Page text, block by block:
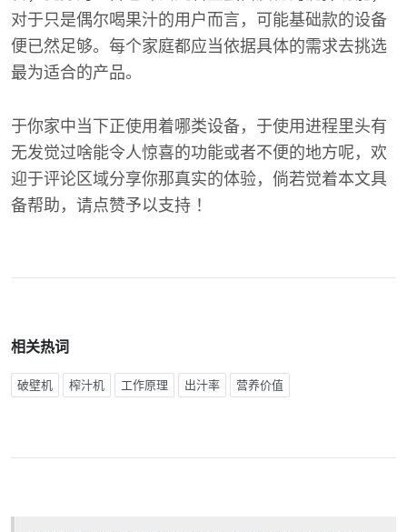
对于只是偶尔喝果汁的用户而言，可能基础款的设备
便已然足够。每个家庭都应当依据具体的需求去挑选
最为适合的产品。
于你家中当下正使用着哪类设备，于使用进程里头有
无发觉过啥能令人惊喜的功能或者不便的地方呢，欢
迎于评论区域分享你那真实的体验，倘若觉着本文具
备帮助，请点赞予以支持 ！
相关热词
破壁机 榨汁机 工作原理 出汁率 营养价值